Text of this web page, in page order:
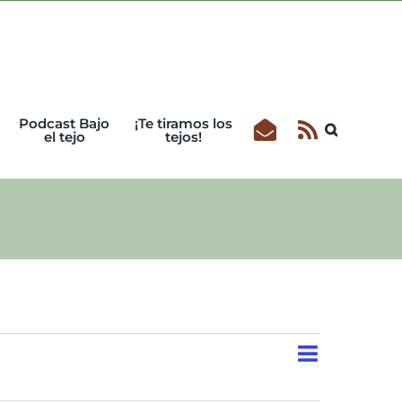
Podcast Bajo
el tejo
¡Te tiramos los
tejos!
Navegación
de
Buscar
Lista